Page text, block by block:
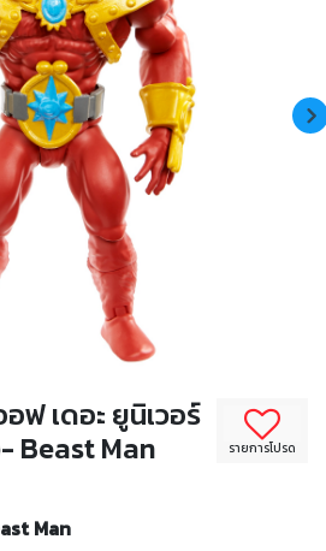
รายการโปรด
ฟ เดอะ ยูนิเวอร์
Beast Man
Man